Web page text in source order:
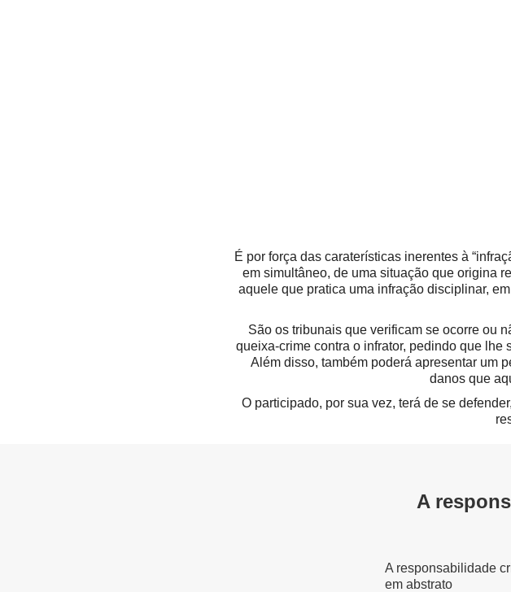
É por força das caraterísticas inerentes à
em simultâneo, de uma situação que origina
aquele que pratica uma infração disciplinar,
São os tribunais que verificam se ocorre ou
queixa-crime contra o infrator, pedindo que
Além disso, também poderá apresentar um
danos que
O participado, por sua vez, terá de se
A
A responsabilidade
em abstrato